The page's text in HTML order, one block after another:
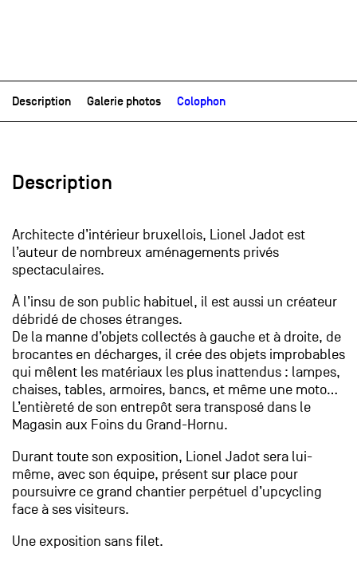
Description Galerie photos Colophon
Description
Architecte d’intérieur bruxellois, Lionel Jadot est
l’auteur de nombreux aménagements privés
spectaculaires.
À l’insu de son public habituel, il est aussi un créateur
débridé de choses étranges.
De la manne d’objets collectés à gauche et à droite, de
brocantes en décharges, il crée des objets improbables
qui mêlent les matériaux les plus inattendus : lampes,
chaises, tables, armoires, bancs, et même une moto…
L’entièreté de son entrepôt sera transposé dans le
Magasin aux Foins du Grand-Hornu.
Durant toute son exposition, Lionel Jadot sera lui-
même, avec son équipe, présent sur place pour
poursuivre ce grand chantier perpétuel d’upcycling
face à ses visiteurs.
Une exposition sans filet.